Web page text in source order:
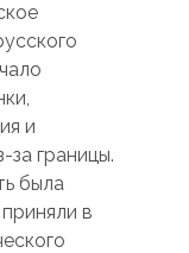
и
за границы.
была
в